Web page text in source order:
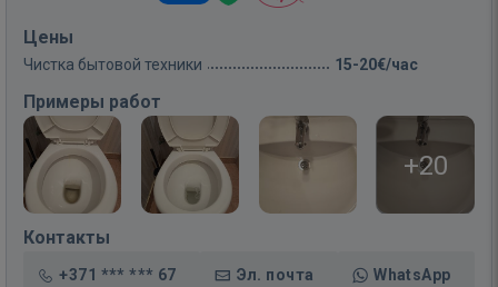
Цены
Чистка бытовой техники 15-20€/час
Примеры работ
+20
Контакты
+371 *** *** 67 Эл. почта WhatsApp